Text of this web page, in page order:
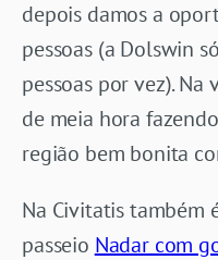
depois damos a
pessoas (a Dolswin
pessoas por vez). Na
de meia hora
região bem bonita
Na Civitatis também
passeio Nadar com